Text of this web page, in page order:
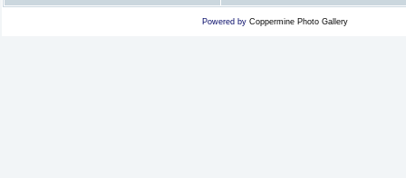
Powered by Coppermine Photo Gallery